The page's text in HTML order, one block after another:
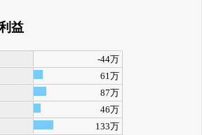
益
-44万
61万
87万
46万
133万